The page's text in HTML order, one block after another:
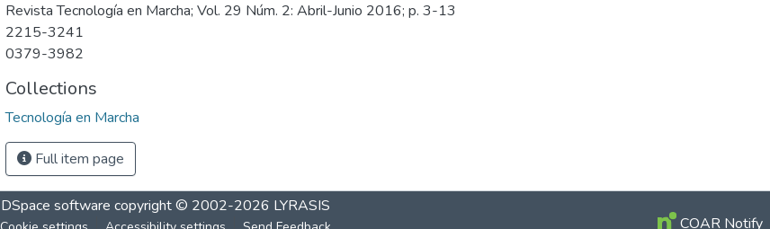
Revista Tecnología en Marcha; Vol. 29 Núm. 2: Abril-Junio 2016; p. 3-13
2215-3241
0379-3982
Collections
Tecnología en Marcha
Full item page
DSpace software copyright © 2002-2026 LYRASIS
COAR Notify